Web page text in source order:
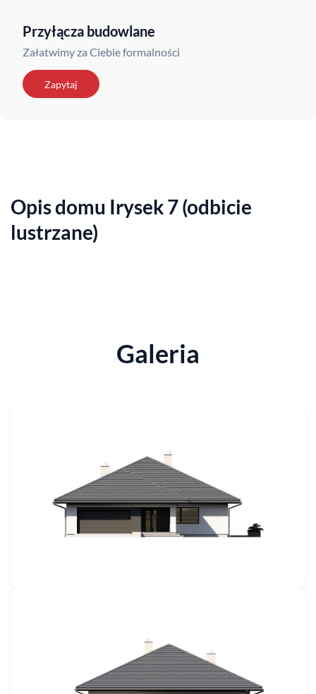
Przyłącza budowlane
Załatwimy za Ciebie formalności
Zapytaj
Opis domu Irysek 7 (odbicie
lustrzane)
Galeria